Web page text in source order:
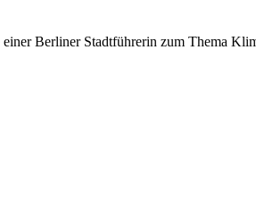
Berliner Stadtführerin zum Thema